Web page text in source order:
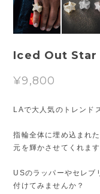
Iced Out Star
¥9,800
LAで大人気のトレンド
指輪全体に埋め込まれ
元を輝かさせてくれます
USのラッパーやセレ
付けてみませんか？